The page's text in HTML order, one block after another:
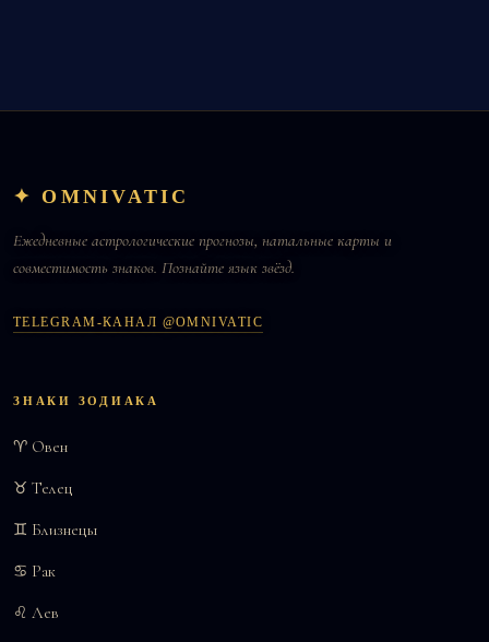
✦ OMNIVATIC
Ежедневные астрологические прогнозы, натальные карты и
совместимость знаков. Познайте язык звёзд.
TELEGRAM-КАНАЛ @OMNIVATIC
ЗНАКИ ЗОДИАКА
♈ Овен
♉ Телец
♊ Близнецы
♋ Рак
♌ Лев